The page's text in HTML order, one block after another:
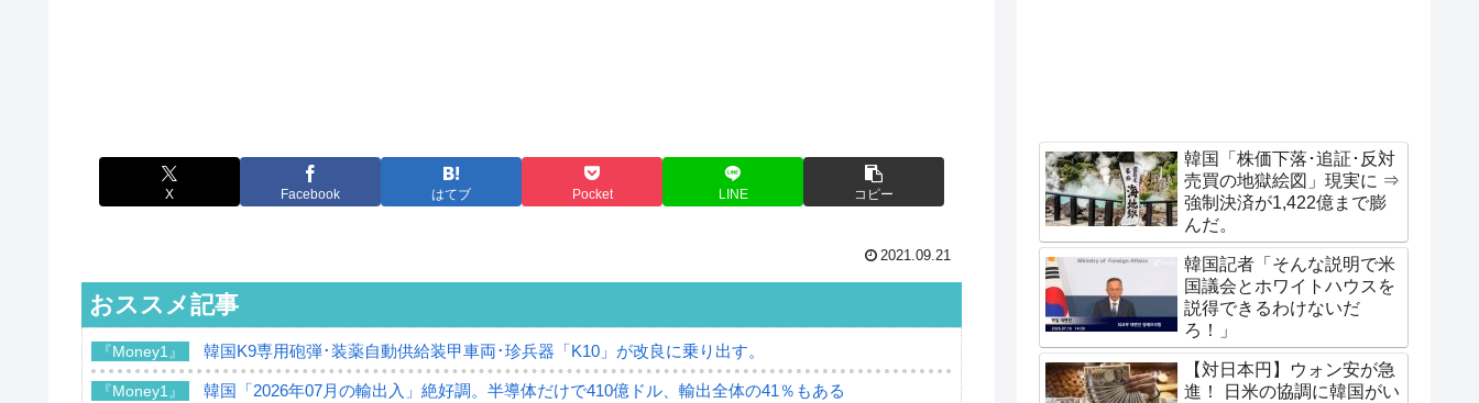
X Facebook はてブ Pocket LINE コピー
2021.09.21
おススメ記事
『Money1』 韓国K9専用砲弾･装薬自動供給装甲車両･珍兵器「K10」が改良に乗り出す。
『Money1』 韓国「2026年07月の輸出入」絶好調。半導体だけで410億ドル、輸出全体の41％もある
韓国「株価下落･追証･反対
売買の地獄絵図」現実に ⇒
強制決済が1,422億まで膨
んだ。
韓国記者「そんな説明で米
国議会とホワイトハウスを
説得できるわけないだ
ろ！」
【対日本円】ウォン安が急
進！ 日米の協調に韓国がい